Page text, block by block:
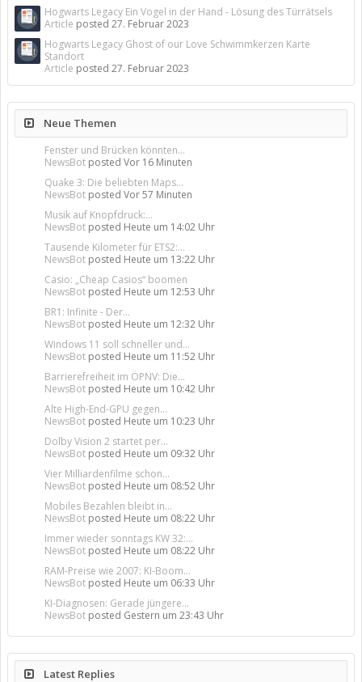
Hogwarts Legacy Ein Vogel in der Hand - Lösung des Türrätsels
Article posted 27. Februar 2023
Hogwarts Legacy Ghost of our Love Schwimmkerzen Karte
Standort
Article posted 27. Februar 2023
Neue Themen
Fenster und Brücken könnten...
NewsBot posted Vor 16 Minuten
Quake 3: Die beliebten Maps...
NewsBot posted Vor 57 Minuten
Musik auf Knopfdruck:...
NewsBot posted Heute um 14:02 Uhr
Tausende Kilometer für ETS2:...
NewsBot posted Heute um 13:22 Uhr
Casio: „Cheap Casios“ boomen
NewsBot posted Heute um 12:53 Uhr
BR1: Infinite - Der...
NewsBot posted Heute um 12:32 Uhr
Windows 11 soll schneller und...
NewsBot posted Heute um 11:52 Uhr
Barrierefreiheit im ÖPNV: Die...
NewsBot posted Heute um 10:42 Uhr
Alte High-End-GPU gegen...
NewsBot posted Heute um 10:23 Uhr
Dolby Vision 2 startet per...
NewsBot posted Heute um 09:32 Uhr
Vier Milliardenfilme schon...
NewsBot posted Heute um 08:52 Uhr
Mobiles Bezahlen bleibt in...
NewsBot posted Heute um 08:22 Uhr
Immer wieder sonntags KW 32:...
NewsBot posted Heute um 08:22 Uhr
RAM-Preise wie 2007: KI-Boom...
NewsBot posted Heute um 06:33 Uhr
KI-Diagnosen: Gerade jüngere...
NewsBot posted Gestern um 23:43 Uhr
Latest Replies